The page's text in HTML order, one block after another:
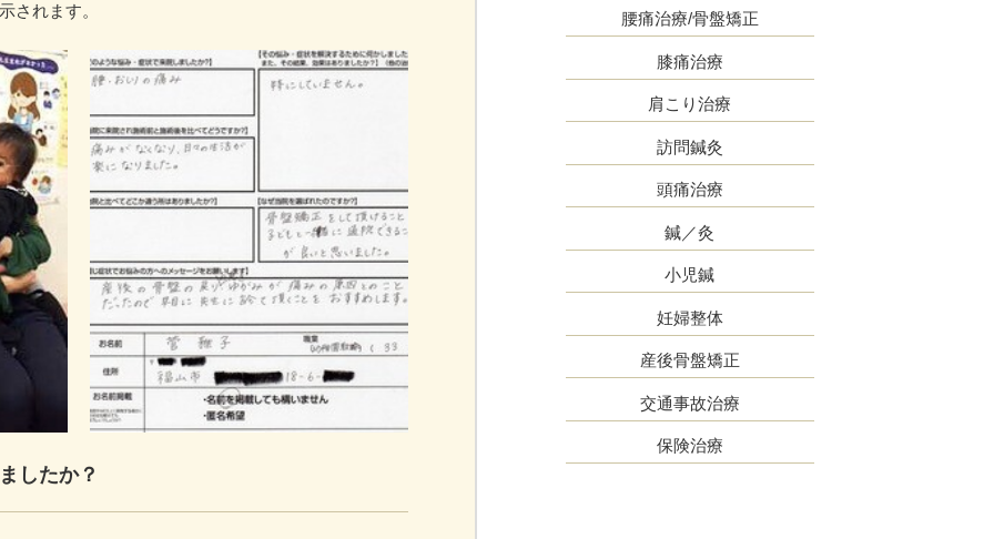
されます。
したか？
腰痛治療/骨盤矯正
膝痛治療
肩こり治療
訪問鍼灸
頭痛治療
鍼／灸
小児鍼
妊婦整体
産後骨盤矯正
交通事故治療
保険治療